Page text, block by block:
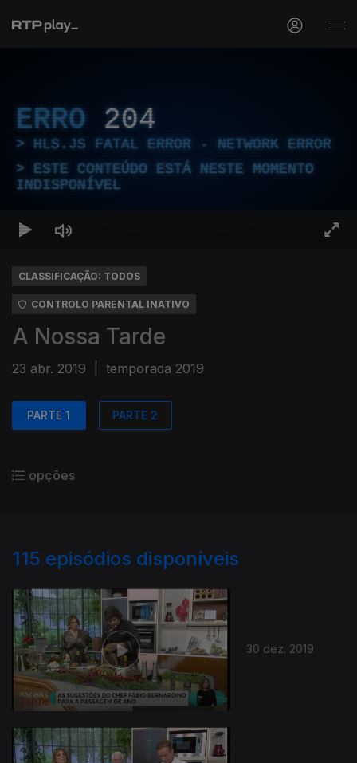
ERRO 204
HLS.JS FATAL ERROR - NETWORK ERROR
ESTE CONTEÚDO ESTÁ NESTE MOMENTO
INDISPONÍVEL
CLASSIFICAÇÃO: TODOS
CONTROLO PARENTAL INATIVO
A Nossa Tarde
23 abr. 2019 temporada 2019
PARTE 1 PARTE 2
opções
115 episódios disponíveis
30 dez. 2019